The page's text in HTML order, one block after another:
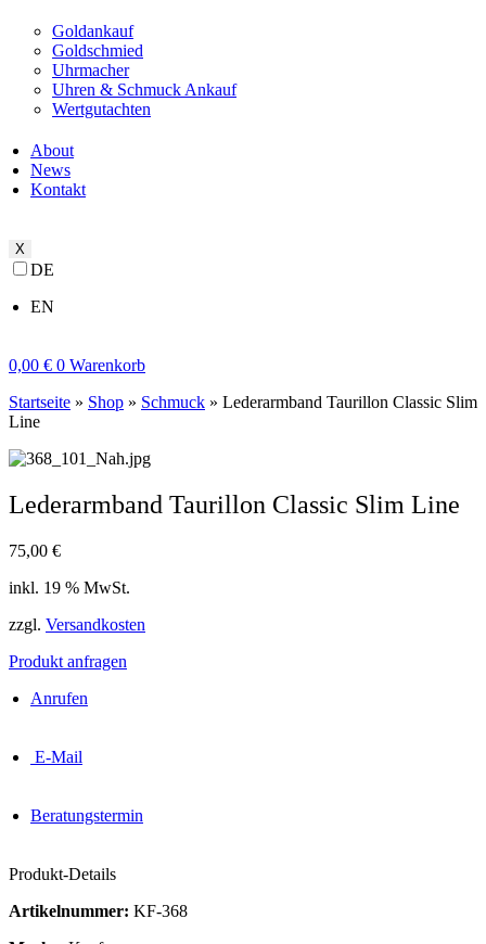
Goldankauf
Goldschmied
Uhrmacher
Uhren & Schmuck Ankauf
Wertgutachten
About
News
Kontakt
X
DE
EN
0,00 € 0 Warenkorb
Startseite » Shop » Schmuck » Lederarmband Taurillon Classic Slim
Line
Lederarmband Taurillon Classic Slim Line
75,00 €
inkl. 19 % MwSt.
zzgl. Versandkosten
Produkt anfragen
Anrufen
E-Mail
Beratungstermin
Produkt-Details
Artikelnummer: KF-368